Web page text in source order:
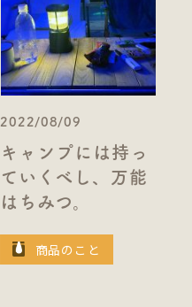
2022/08/09
キャンプには持っ
ていくべし、万能
はちみつ。
商品のこと